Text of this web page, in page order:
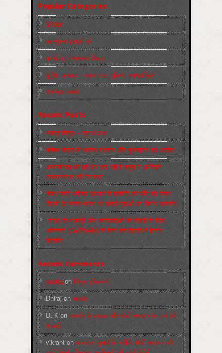
Popular Categories
Slider
कारख़ाना इलाक़ों से
फ़ासीवाद / साम्‍प्रदायिकता
बुर्जुआ जनवाद – दमन तंत्र, पुलिस, न्‍यायपालिका
संघर्षरत जनता
Recent Posts
मज़दूर बिगुल – जून 2026
पश्चिम बंगाल में भाजपा सरकार और बुलडोज़र का आतंक!
अमानवीयता की हदें पार कर रही है क्यूबा में अमेरिकी
साम्राज्यवाद की घेराबन्दी
शिक्षा मंत्री धर्मेन्द्र प्रधान के इस्तीफ़े की माँग को लेकर
दिल्ली के जन्तर-मन्तर पर छात्रों-युवाओं का विरोध प्रदर्शन
‘नोएडा के मज़दूरों और कार्यकर्ताओं की रिहाई के लिए
अभियान’ (CaRWAN) के बैनर तले दिल्ली में विरोध
प्रदर्शन
Recent Comments
sneha on बिगुल पुस्तिकाएँ
Dhiraj on सम्पर्क
D. K on कश्मीर के हालात और मोदी सरकार के दावों की
सच्चाई
vikrant onकर्नाटक चुनावों के नतीजे, मोदी सरकार की